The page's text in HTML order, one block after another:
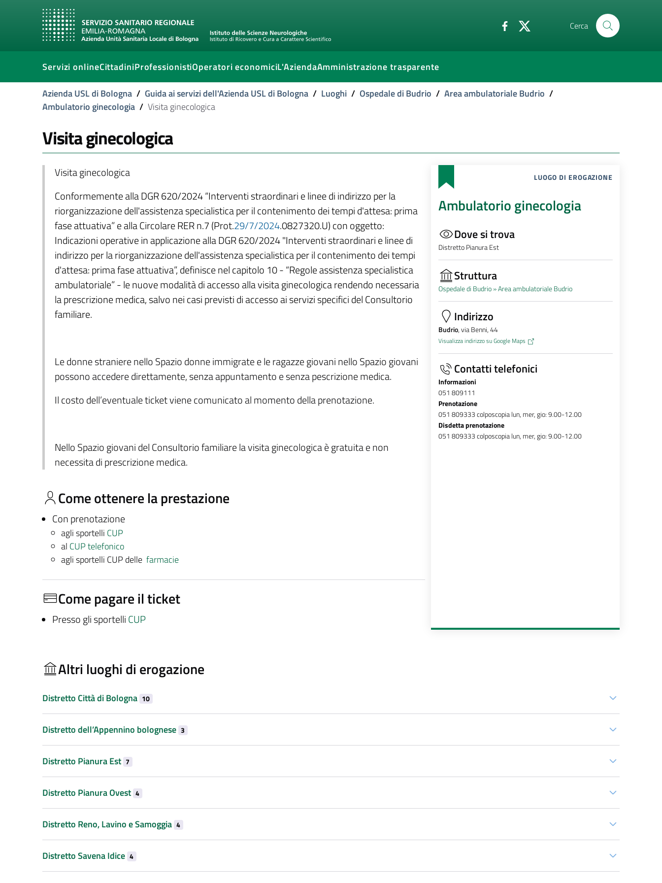
Cerca
Servizi onlineCittadiniProfessionistiOperatori economiciL'AziendaAmministrazione trasparente
Azienda USL di Bologna / Guida ai servizi dell'Azienda USL di Bologna / Luoghi / Ospedale di Budrio / Area ambulatoriale Budrio /
Ambulatorio ginecologia / Visita ginecologica
Visita ginecologica
Visita ginecologica
Conformemente alla DGR 620/2024 “Interventi straordinari e linee di indirizzo per la
riorganizzazione dell'assistenza specialistica per il contenimento dei tempi d'attesa: prima
fase attuativa” e alla Circolare RER n.7 (Prot.29/7/2024.0827320.U) con oggetto:
Indicazioni operative in applicazione alla DGR 620/2024 "Interventi straordinari e linee di
indirizzo per la riorganizzazione dell'assistenza specialistica per il contenimento dei tempi
d'attesa: prima fase attuativa”, definisce nel capitolo 10 - “Regole assistenza specialistica
ambulatoriale” - le nuove modalità di accesso alla visita ginecologica rendendo necessaria
la prescrizione medica, salvo nei casi previsti di accesso ai servizi specifici del Consultorio
familiare.
Le donne straniere nello Spazio donne immigrate e le ragazze giovani nello Spazio giovani
possono accedere direttamente, senza appuntamento e senza pescrizione medica.
Il costo dell’eventuale ticket viene comunicato al momento della prenotazione.
Nello Spazio giovani del Consultorio familiare la visita ginecologica è gratuita e non
necessita di prescrizione medica.
Come ottenere la prestazione
Con prenotazione
agli sportelli CUP
al CUP telefonico
agli sportelli CUP delle farmacie
Come pagare il ticket
Presso gli sportelli CUP
LUOGO DI EROGAZIONE
Ambulatorio ginecologia
Dove si trova
Distretto Pianura Est
Struttura
Ospedale di Budrio »Area ambulatoriale Budrio
Indirizzo
Budrio, via Benni, 44
Visualizza indirizzo su Google Maps
Contatti telefonici
Informazioni
051 809111
Prenotazione
051 809333 colposcopia lun, mer, gio: 9.00-12.00
Disdetta prenotazione
051 809333 colposcopia lun, mer, gio: 9.00-12.00
Altri luoghi di erogazione
Distretto Città di Bologna 10
Distretto dell’Appennino bolognese 3
Distretto Pianura Est 7
Distretto Pianura Ovest 4
Distretto Reno, Lavino e Samoggia 4
Distretto Savena Idice 4